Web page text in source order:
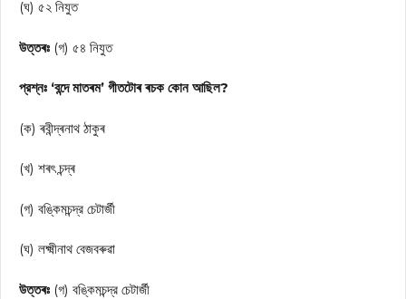
(ঘ) ৫২ নিযুত
উত্তৰঃ (গ) ৫৪ নিযুত
প্রশ্নঃ ‘বন্দে মাতৰম’ গীতটোৰ ৰচক কোন আছিল?
(ক) ৰবীন্দ্ৰনাথ ঠাকুৰ
(খ) শৰৎ চন্দ্ৰ
(গ) বঙ্কিমচন্দ্র চেটার্জী
(ঘ) লক্ষ্মীনাথ বেজবৰুৱা
উত্তৰঃ (গ) বঙ্কিমচন্দ্র চেটার্জী